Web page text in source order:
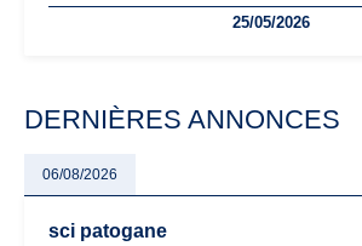
facturation ou risque de bascule vers la TVA
25/05/2026
DERNIÈRES ANNONCES
06/08/2026
sci patogane